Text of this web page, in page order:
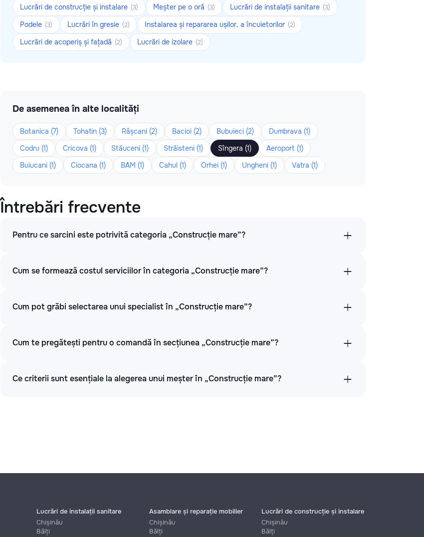
Lucrări de construcție și instalare (3) Meșter pe o oră (3) Lucrări de instalații sanitare (3)
Podele (3) Lucrări în gresie (2) Instalarea și repararea ușilor, a încuietorilor (2)
Lucrări de acoperiș și fațadă (2) Lucrări de izolare (2)
De asemenea în alte localități
Botanica (7) Tohatin (3) Râșcani (2) Bacioi (2) Bubuieci (2)
Dumbrava (1)
Codru (1)
Cricova (1) Stăuceni (1) Străisteni (1) Sîngera (1)
Aeroport (1)
Buiucani (1)
Ciocana (1) BAM (1) Cahul (1) Orhei (1) Ungheni (1) Vatra (1)
Întrebări frecvente
Pentru ce sarcini este potrivită categoria „Construcție mare”?
Cum se formează costul serviciilor în categoria „Construcție mare”?
Cum pot grăbi selectarea unui specialist în „Construcție mare”?
Cum te pregătești pentru o comandă în secțiunea „Construcție mare”?
Ce criterii sunt esențiale la alegerea unui meșter în „Construcție mare”?
Lucrări de instalații sanitare
Chișinău
Bălți
Asamblare și reparație mobilier
Chișinău
Bălți
Lucrări de construcție și instalare
Chișinău
Bălți